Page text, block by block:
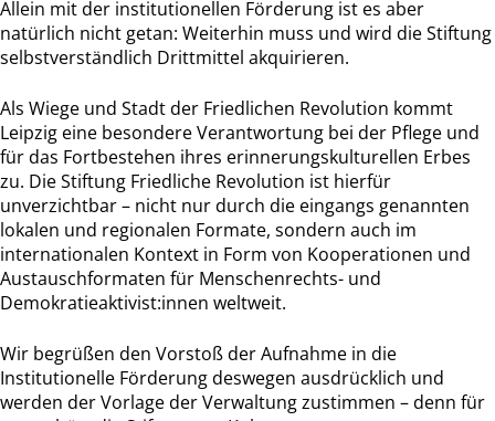
Allein mit der institutionellen Förderung ist es aber
natürlich nicht getan: Weiterhin muss und wird die Stiftung
selbstverständlich Drittmittel akquirieren.
Als Wiege und Stadt der Friedlichen Revolution kommt
Leipzig eine besondere Verantwortung bei der Pflege und
für das Fortbestehen ihres erinnerungskulturellen Erbes
zu. Die Stiftung Friedliche Revolution ist hierfür
unverzichtbar – nicht nur durch die eingangs genannten
lokalen und regionalen Formate, sondern auch im
internationalen Kontext in Form von Kooperationen und
Austauschformaten für Menschenrechts- und
Demokratieaktivist:innen weltweit.
Wir begrüßen den Vorstoß der Aufnahme in die
Institutionelle Förderung deswegen ausdrücklich und
werden der Vorlage der Verwaltung zustimmen – denn für